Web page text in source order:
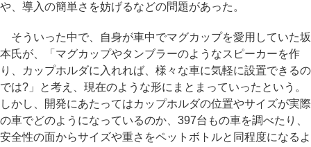
や、導入の簡単さを妨げるなどの問題があった。
そういった中で、自身が車中でマグカップを愛用していた坂
本氏が、「マグカップやタンブラーのようなスピーカーを作
り、カップホルダに入れれば、様々な車に気軽に設置できるの
では?」と考え、現在のような形にまとまっていったという。
しかし、開発にあたってはカップホルダの位置やサイズが実際
の車でどのようになっているのか、397台もの車を調べたり、
安全性の面からサイズや重さをペットボトルと同程度になるよ